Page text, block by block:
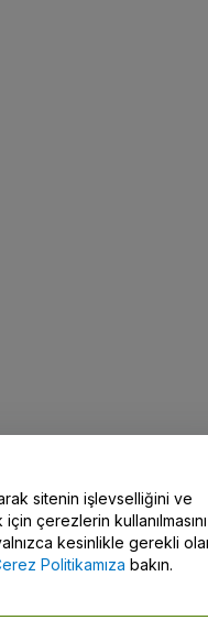
sitenin işlevselliğini ve
çerezlerin kullanılmasını
kesinlikle gerekli
Politikamıza bakın.